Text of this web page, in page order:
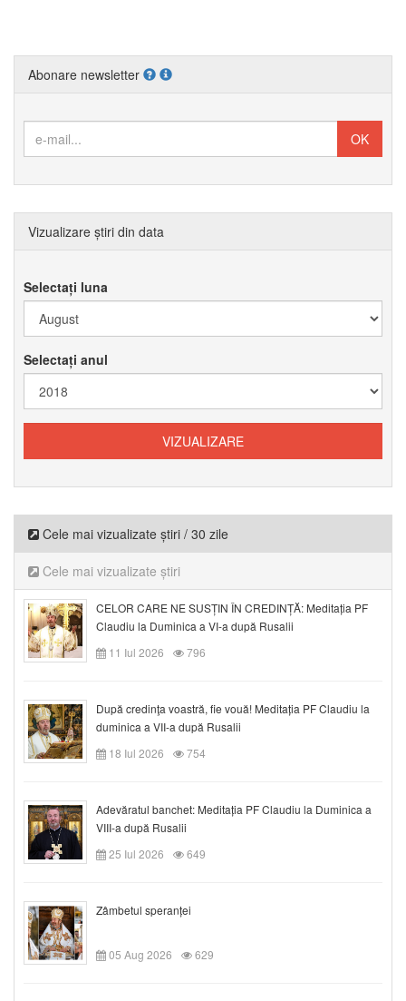
Abonare newsletter
Vizualizare știri din data
Selectați luna
Selectați anul
Cele mai vizualizate știri / 30 zile
Cele mai vizualizate știri
CELOR CARE NE SUSȚIN ÎN CREDINȚĂ: Meditația PF
Claudiu la Duminica a VI-a după Rusalii
11 Iul 2026
796
După credinţa voastră, fie vouă! Meditația PF Claudiu la
duminica a VII-a după Rusalii
18 Iul 2026
754
Adevăratul banchet: Meditația PF Claudiu la Duminica a
VIII-a după Rusalii
25 Iul 2026
649
Zâmbetul speranței
05 Aug 2026 629